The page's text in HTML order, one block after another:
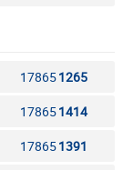
178651265
178651414
178651391